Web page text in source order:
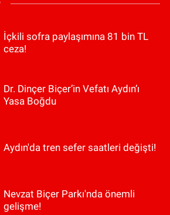
İçkili sofra paylaşımına 81 bin TL
ceza!
Dr. Dinçer Biçer’in Vefatı Aydın’ı
Yasa Boğdu
Aydın'da tren sefer saatleri değişti!
Nevzat Biçer Parkı'nda önemli
gelişme!